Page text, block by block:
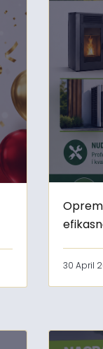
30 April